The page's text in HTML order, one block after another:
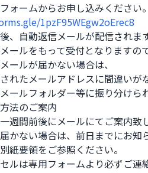
ォームからお申し込みください。
1pzF95WEgw2oErec8
、自動返信メールが配信されま
ールをもって受付となりますの
ールが届かない場合は、
たメールアドレスに間違いが
ルフォルダー等に振り分けら
法のご案内
週間前後にメールにてご案内致し
かない場合は、前日までにお知
紙要領をご参照ください。
ルは専用フォームより必ずご連